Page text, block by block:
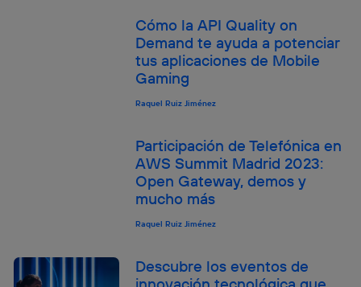
Cómo la API Quality on
Demand te ayuda a potenciar
tus aplicaciones de Mobile
Gaming
Raquel Ruiz Jiménez
Participación de Telefónica en
AWS Summit Madrid 2023:
Open Gateway, demos y
mucho más
Raquel Ruiz Jiménez
Descubre los eventos de
el marketing o análisis se realizará en función de las
actividades de navegación de los miembros del hogar
que hayan dado su consentimiento.
datos móviles, el marketing será más
personalizado, ya que se basará únicamente en la
navegación del usuario del móvil.
“Administrar Utiq” en la parte inferior de esta página web o
portal de privacidad de Utiq
. Para más información, consulta
política de privacidad de Utiq.